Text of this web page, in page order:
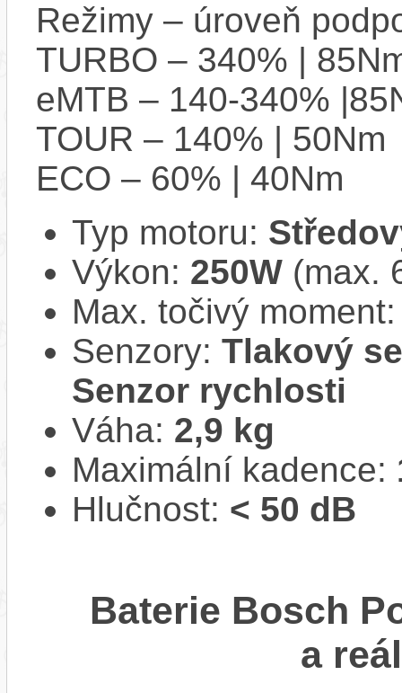
Režimy – úroveň
TURBO – 340% |
eMTB – 140-340%
TOUR – 140% | 50Nm
ECO – 60% | 40Nm
Typ motoru:
Výkon: 250W (max.
Max. točivý
Senzory: Tlakový
Senzor rychlosti
Váha: 2,9 kg
Maximální kadence:
Hlučnost: < 50 dB
Baterie Bosch
a